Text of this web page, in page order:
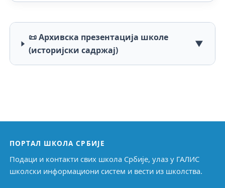
📜 Архивска презентација школе
(историјски садржај)
▼
ПОРТАЛ ШКОЛА СРБИЈЕ
Подаци и контакти свих школа Србије, улаз у ГАЛИС
школски информациони систем и вести из школства.